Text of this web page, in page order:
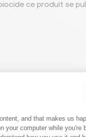
biocide ce produit se
Platform:
and that makes us
your computer while you're
consent